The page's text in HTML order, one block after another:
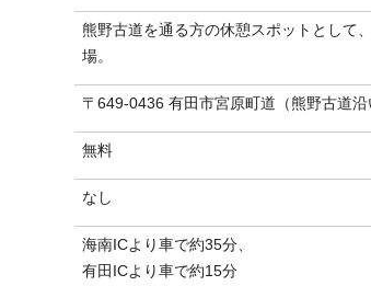
熊野古道を通る方の休憩スポットとして
場。
〒649-0436 有田市宮原町道（熊野古道沿
無料
なし
海南ICより車で約35分、
有田ICより車で約15分